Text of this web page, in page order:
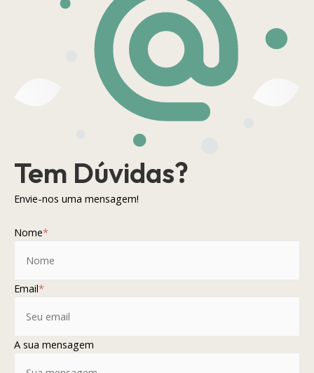
Tem Dúvidas?
Envie-nos uma mensagem!
Nome*
Email*
A sua mensagem